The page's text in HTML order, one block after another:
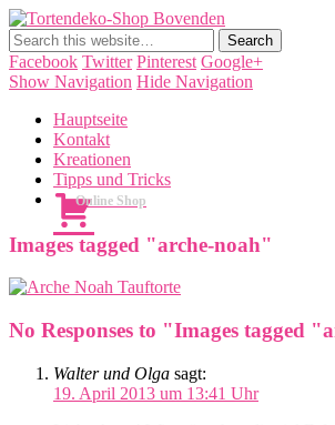
Tortendekorationen, Cake Pops, Macarons,
Facebook Twitter Pinterest Google+
Show Navigation Hide Navigation
Hauptseite
Kontakt
Kreationen
Tipps und Tricks
Online Shop
Images tagged "arche-noah"
No Responses to "Images tagged
Walter und Olga sagt:
19. April 2013 um 13:41 Uhr